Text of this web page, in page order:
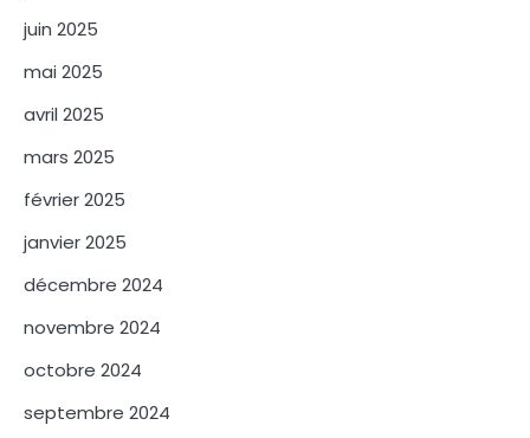
juin 2025
mai 2025
avril 2025
mars 2025
février 2025
janvier 2025
décembre 2024
novembre 2024
octobre 2024
septembre 2024